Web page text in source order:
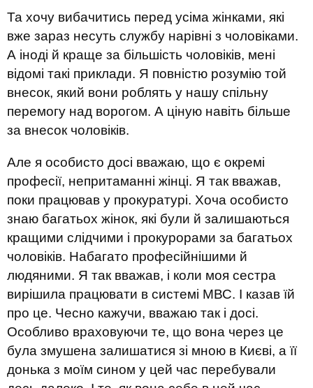
Та хочу вибачитись перед усіма жінками, які
вже зараз несуть службу нарівні з чоловіками.
А іноді й краще за більшість чоловіків, мені
відомі такі приклади. Я повністю розумію той
внесок, який вони роблять у нашу спільну
перемогу над ворогом. А ціную навіть більше
за внесок чоловіків.
Але я особисто досі вважаю, що є окремі
професії, непритаманні жінці. Я так вважав,
поки працював у прокуратурі. Хоча особисто
знаю багатьох жінок, які були й залишаються
кращими слідчими і прокурорами за багатьох
чоловіків. Набагато професійнішими й
людяними. Я так вважав, і коли моя сестра
вирішила працювати в системі МВС. І казав їй
про це. Чесно кажучи, вважаю так і досі.
Особливо враховуючи те, що вона через це
була змушена залишатися зі мною в Києві, а її
донька з моїм сином у цей час перебували